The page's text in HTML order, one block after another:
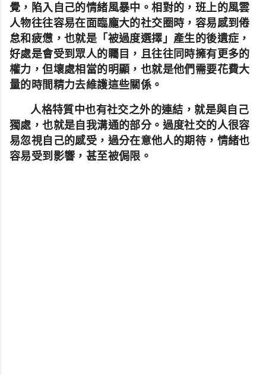
覺，陷入自己的情緒風暴中。相對的，班上的風雲
人物往往容易在面臨龐大的社交圈時，容易感到倦
怠和疲憊，也就是「被過度選擇」產生的後遺症，
好處是會受到眾人的矚目，且往往同時擁有更多的
權力，但壞處相當的明顯，也就是他們需要花費大
量的時間精力去維護這些關係。
人格特質中也有社交之外的連結，就是與自己
獨處，也就是自我溝通的部分。過度社交的人很容
易忽視自己的感受，過分在意他人的期待，情緒也
容易受到影響，甚至被侷限。